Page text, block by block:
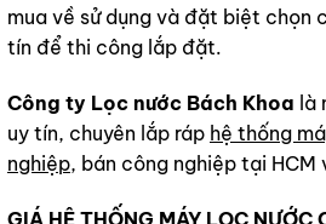
mua về sử dụng và đặt biệt chọn
tín để thi công lắp đặt.
Công ty Lọc nước Bách Khoa là
uy tín, chuyên lắp ráp hệ thống
nghiệp, bán công nghiệp tại
GIÁ HỆ THỐNG MÁY LỌC NƯỚC